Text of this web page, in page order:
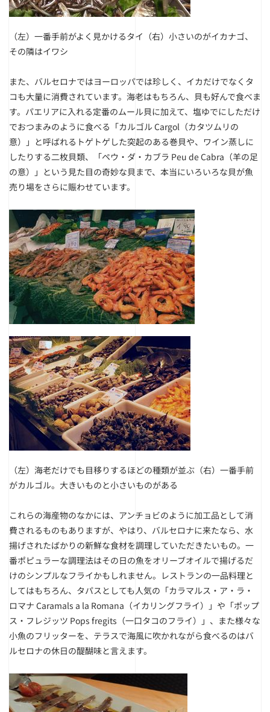
（左）一番手前がよく見かけるタイ （右）小さいのがイカナゴ、
その隣はイワシ
また、バルセロナではヨーロッパでは珍しく、イカだけでなくタ
コも大量に消費されています。海老はもちろん、貝も好んで食べま
す。パエリアに入れる定番のムール貝に加えて、塩ゆでにしただけ
でおつまみのように食べる「カルゴル Cargol（カタツムリの
意）」と呼ばれるトゲトゲした突起のある巻貝や、ワイン蒸しに
したりする二枚貝類、「ペウ・ダ・カブラ Peu de Cabra（羊の足
の意）」という見た目の奇妙な貝まで、本当にいろいろな貝が魚
売り場をさらに賑わせています。
（左）海老だけでも目移りするほどの種類が並ぶ （右）一番手前
がカルゴル。大きいものと小さいものがある
これらの海産物のなかには、アンチョビのように加工品として消
費されるものもありますが、やはり、バルセロナに来たなら、水
揚げされたばかりの新鮮な食材を調理していただきたいもの。一
番ポピュラーな調理法はその日の魚をオリーブオイルで揚げるだ
けのシンプルなフライかもしれません。レストランの一品料理と
してはもちろん、タパスとしても人気の「カラマルス・ア・ラ・
ロマナ Caramals a la Romana（イカリングフライ）」や「ポップ
ス・フレジッツ Pops fregits（一口タコのフライ）」、また様々な
小魚のフリッターを、テラスで海風に吹かれながら食べるのはバ
ルセロナの休日の醍醐味と言えます。